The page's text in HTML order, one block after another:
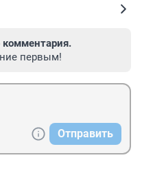
комментария.
первым!
Отправить